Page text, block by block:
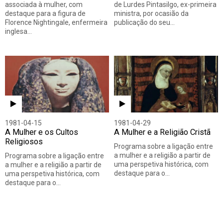
associada à mulher, com
destaque para a figura de
Florence Nightingale, enfermeira
inglesa…
de Lurdes Pintasilgo, ex-primeira
ministra, por ocasião da
publicação do seu…
1981-04-15
A Mulher e os Cultos
Religiosos
Programa sobre a ligação entre
a mulher e a religião a partir de
uma perspetiva histórica, com
destaque para o…
1981-04-29
A Mulher e a Religião Cristã
Programa sobre a ligação entre
a mulher e a religião a partir de
uma perspetiva histórica, com
destaque para o…